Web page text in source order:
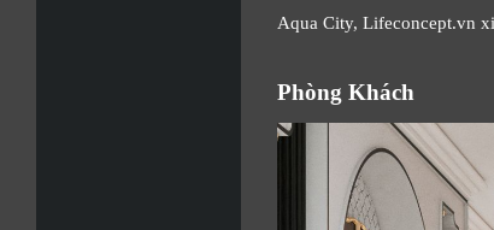
Aqua City, Lifeconcept.vn
Phòng Khách